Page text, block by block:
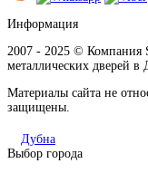
Информация
2007 - 2025 © Компания
металлических дверей в
Материалы сайта не
защищены.
Дубна
Выбор города